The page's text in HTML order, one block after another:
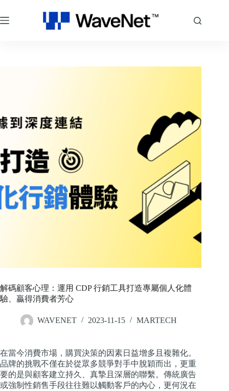
至
主
解碼顧客心理：運用 CDP 行銷工具打造專屬個人化體
驗、贏得消費者芳心
WAVENET 2023-11-15 MARTECH
在當今消費市場，購買決策的因素日益增多且複雜化。
品牌的挑戰不僅在於從眾多競爭對手中脫穎而出，更重
要的是與顧客建立持久、真摯且深層的聯繫。傳統廣告
或強制性銷售手段往往難以觸動客戶的內心，更何況在